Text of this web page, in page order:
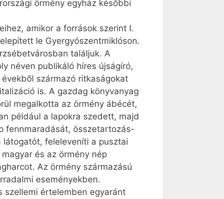
örmény egyház későbbi
amikor a források szerint I.
le Gyergyószentmiklóson.
találjuk. A
néven publikáló híres újságíró,
származó ritkaságokat
is. A gazdag könyvanyag
megalkotta az örmény ábécét,
például a lapokra szedett, majd
fennmaradását, összetartozás-
feleleveníti a pusztai
és az örmény nép
Az örmény származású
eseményekben.
szellemi értelemben egyaránt